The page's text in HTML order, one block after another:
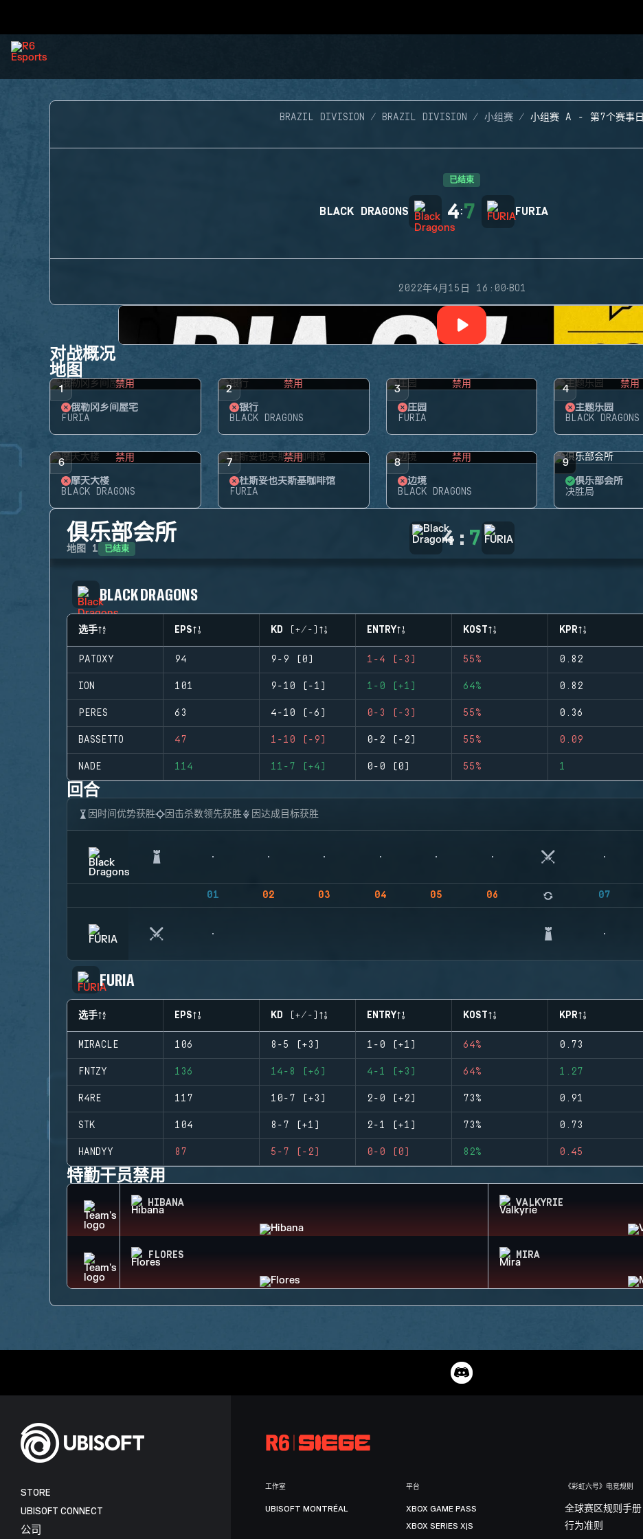
BRAZIL DIVISION BRAZIL DIVISION 小组赛 小组赛 A - 第7个赛事日
已结束
BLACK DRAGONS 4:7 FURIA
2022年4月15日 16:00·BO1
对战概况
地图
1 禁用
俄勒冈乡间屋宅
FURIA
2 禁用
银行
BLACK DRAGONS
3 禁用
庄园
FURIA
4 禁用
主题乐园
BLACK DRAGONS
6 禁用
摩天大楼
BLACK DRAGONS
7 禁用
杜斯妥也夫斯基咖啡馆
FURIA
8 禁用
边境
BLACK DRAGONS
9
俱乐部会所
决胜局
俱乐部会所
地图 1 已结束 4 : 7
BLACK DRAGONS
选手 EPS KD (+/-) ENTRY KOST KPR
PATOXY 94 9-9 (0) 1-4 (-3) 55% 0.82
ION 101 9-10 (-1) 1-0 (+1) 64% 0.82
PERES 63 4-10 (-6) 0-3 (-3) 55% 0.36
BASSETTO 47 1-10 (-9) 0-2 (-2) 55% 0.09
NADE 114 11-7 (+4) 0-0 (0) 55% 1
回合
因时间优势获胜 因击杀数领先获胜 因达成目标获胜
01 02 03 04 05 06 07
FURIA
选手 EPS KD (+/-) ENTRY KOST KPR
MIRACLE 106 8-5 (+3) 1-0 (+1) 64% 0.73
FNTZY 136 14-8 (+6) 4-1 (+3) 64% 1.27
R4RE 117 10-7 (+3) 2-0 (+2) 73% 0.91
STK 104 8-7 (+1) 2-1 (+1) 73% 0.73
HANDYY 87 5-7 (-2) 0-0 (0) 82% 0.45
特勤干员禁用
HIBANA VALKYRIE
FLORES MIRA
STORE
UBISOFT CONNECT
公司
工作室
UBISOFT MONTRÉAL
平台
XBOX GAME PASS
XBOX SERIES X|S
《彩虹六号》电竞规则
全球赛区规则手册
行为准则